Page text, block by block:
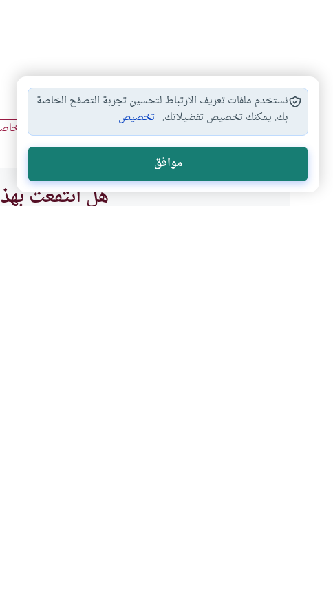
الكذب بين الزوجين الكذب والتدليس الكذب لإصلاح
هل انتفعت
نستخدم ملفات تعريف الارتباط لتحسين تجربة التصفح الخاصة
بك. يمكنك تخصيص تفضيلاتك. تخصيص
موافق